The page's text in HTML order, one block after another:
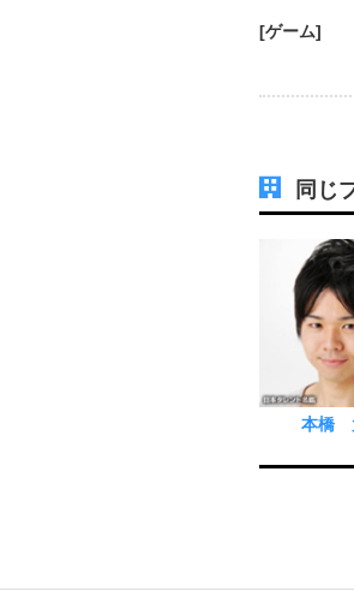
[ゲーム]
同じ
本橋